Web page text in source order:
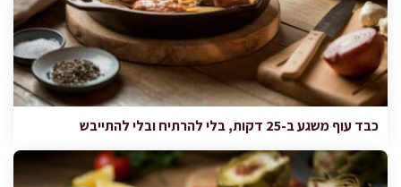
כבד עוף משגע ב-25 דקות, בלי להרתיח ובלי להתייבש